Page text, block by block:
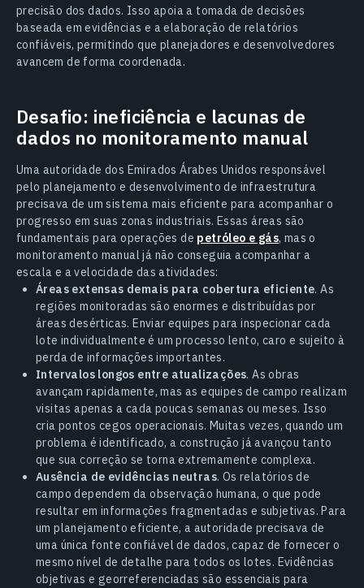
precisão dos dados. Isso apoia a tomada de decisões
baseada em evidências e a elaboração de relatórios
confiáveis, permitindo que planejadores e desenvolvedores
avancem de forma coordenada.
Desafio: ineficiência e lacunas de
dados no monitoramento manual
Uma autoridade dos Emirados Árabes Unidos responsável
pelo planejamento e desenvolvimento de infraestrutura
precisava de um sistema mais eficiente para acompanhar o
progresso em suas zonas industriais. Essas áreas são
fundamentais para operações de petróleo e gás, mas o
monitoramento manual já não conseguia acompanhar a
escala e a velocidade das atividades:
Áreas extensas demais para cobertura eficiente. As
regiões monitoradas são enormes e distribuídas por
áreas desérticas. Enviar equipes para inspecionar cada
lote individualmente é um processo lento, caro e sujeito à
perda de informações importantes.
Intervalos longos entre atualizações. As obras
avançam rapidamente, mas as equipes de campo realizam
visitas apenas a cada poucas semanas ou meses. Isso
cria pontos cegos operacionais. Muitas vezes, quando um
problema é identificado, a construção já avançou tanto
que sua correção se torna extremamente complexa.
Ausência de evidências neutras. Os relatórios de
campo dependem da observação humana, o que pode
resultar em informações fragmentadas e subjetivas. Para
um planejamento eficiente, a autoridade precisava de
uma única fonte confiável de dados, capaz de fornecer o
mesmo nível de detalhe para todos os lotes. Evidências
objetivas e georreferenciadas são essenciais para